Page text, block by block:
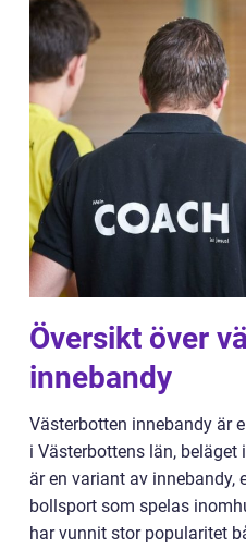
Översikt över
innebandy
Västerbotten innebandy är
i Västerbottens län, beläget
är en variant av innebandy,
bollsport som spelas
har vunnit stor popularitet